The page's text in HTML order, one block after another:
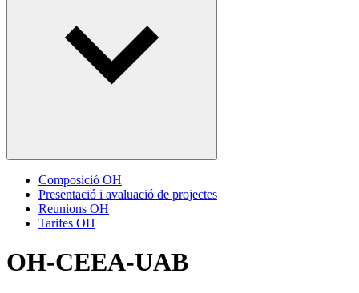
Composició OH
Presentació i avaluació de projectes
Reunions OH
Tarifes OH
OH-CEEA-UAB